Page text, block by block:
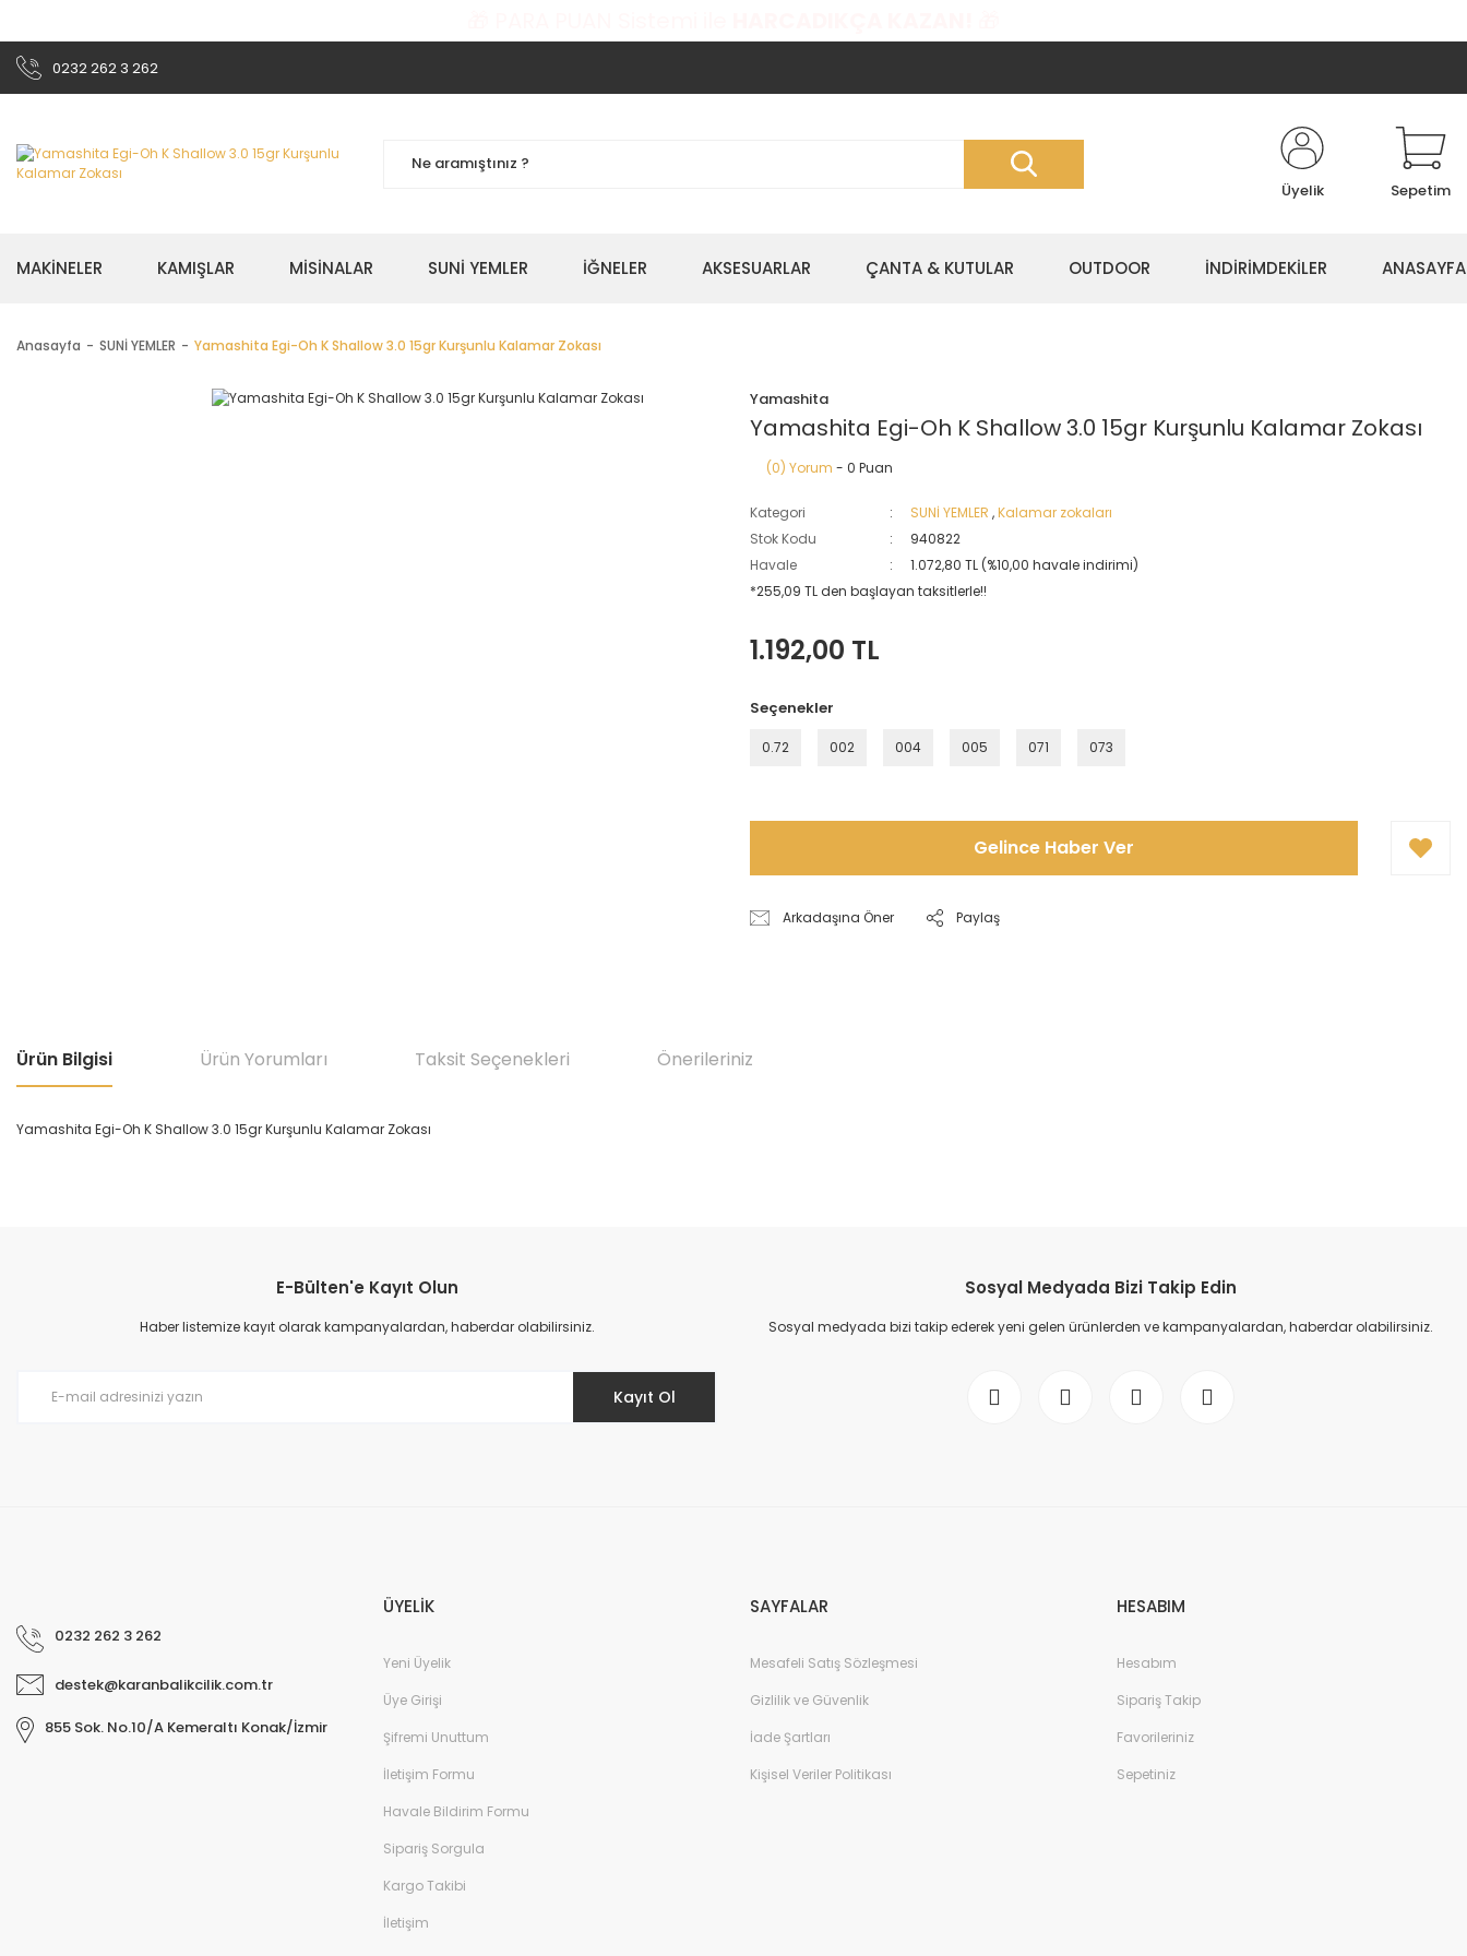
0232 262 3 262
Üyelik Sepetim
MAKİNELER KAMIŞLAR MİSİNALAR SUNİ YEMLER İĞNELER AKSESUARLAR ÇANTA & KUTULAR OUTDOOR İNDİRİMDEKİLER ANASAYFA
Anasayfa SUNİ YEMLER Yamashita Egi-Oh K Shallow 3.0 15gr Kurşunlu Kalamar Zokası
Yamashita
Yamashita Egi-Oh K Shallow 3.0 15gr Kurşunlu Kalamar Zokası
(0) Yorum - 0 Puan
Kategori SUNİ YEMLER ,Kalamar zokaları
Stok Kodu
940822
Havale
1.072,80 TL (%10,00 havale indirimi)
*255,09 TL den başlayan taksitlerle!!
1.192,00 TL
Seçenekler
0.72 002 004 005 071 073
Gelince Haber Ver
Arkadaşına Öner Paylaş
Ürün Bilgisi Ürün Yorumları Taksit Seçenekleri Önerileriniz
Yamashita Egi-Oh K Shallow 3.0 15gr Kurşunlu Kalamar Zokası
Ürün resmi kalitesiz, bozuk veya görüntülenemiyor.
Ürün açıklamasında eksik bilgiler bulunuyor.
E-Bülten'e Kayıt Olun
Haber listemize kayıt olarak kampanyalardan, haberdar olabilirsiniz.
Kayıt Ol
Sosyal Medyada Bizi Takip Edin
Sosyal medyada bizi takip ederek yeni gelen ürünlerden ve kampanyalardan, haberdar olabilirsiniz.
0232 262 3 262
destek@karanbalikcilik.com.tr
855 Sok. No.10/A Kemeraltı Konak/İzmir
ÜYELİK
Yeni Üyelik
Üye Girişi
Şifremi Unuttum
İletişim Formu
Havale Bildirim Formu
Sipariş Sorgula
Kargo Takibi
İletişim
SAYFALAR
Mesafeli Satış Sözleşmesi
Gizlilik ve Güvenlik
İade Şartları
Kişisel Veriler Politikası
HESABIM
Hesabım
Sipariş Takip
Favorileriniz
Sepetiniz